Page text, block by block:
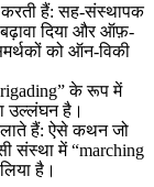
करती हैं: सह-संस्थापक
दिया और ऑफ़-
को ऑन-विकी
के रूप में
उल्लंघन है।
हैं: ऐसे कथन जो
संस्था में “marching
है।